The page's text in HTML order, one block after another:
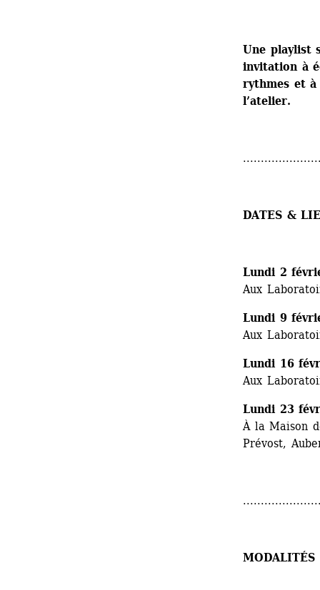
Une playlist
invitation à
rythmes et à
l’atelier.
DATES &
Lundi 2
Aux
Lundi 9
Aux
Lundi 16
Aux
Lundi 23
À la Maison
Prévost,
MODALITÉS